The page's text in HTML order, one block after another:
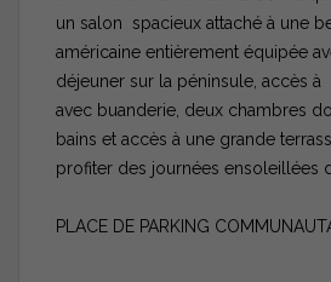
un salon spacieux attaché à une
américaine entièrement équipée
déjeuner sur la péninsule, accès
avec buanderie, deux chambres
bains et accès à une grande
profiter des journées ensoleillées
PLACE DE PARKING